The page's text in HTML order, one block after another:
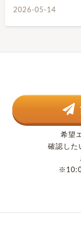
2026-05-14
希望
確認した